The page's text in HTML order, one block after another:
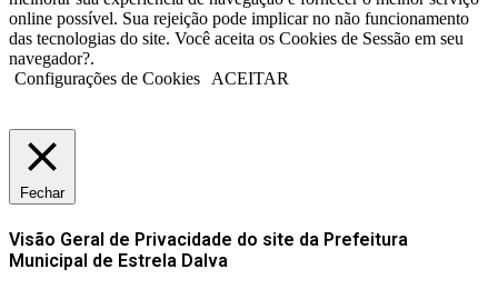
online possível. Sua rejeição pode implicar no não funcionamento
das tecnologias do site. Você aceita os Cookies de Sessão em seu
navegador?.
Configurações de Cookies
ACEITAR
Fechar
Visão Geral de Privacidade do site da Prefeitura
Municipal de Estrela Dalva